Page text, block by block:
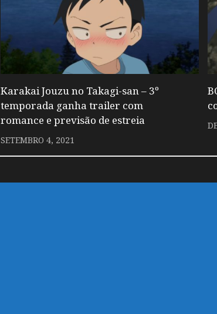
Karakai Jouzu no Takagi-san – 3º
temporada ganha trailer com
romance e previsão de estreia
SETEMBRO 4, 2021